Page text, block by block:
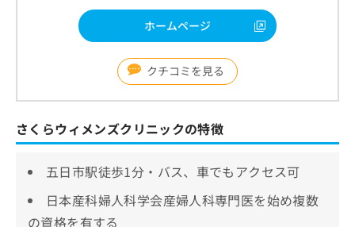
ホームページ
クチコミを見る
さくらウィメンズクリニックの特徴
五日市駅徒歩1分・バス、車でもアクセス可
日本産科婦人科学会産婦人科専門医を始め複数
の資格を有する